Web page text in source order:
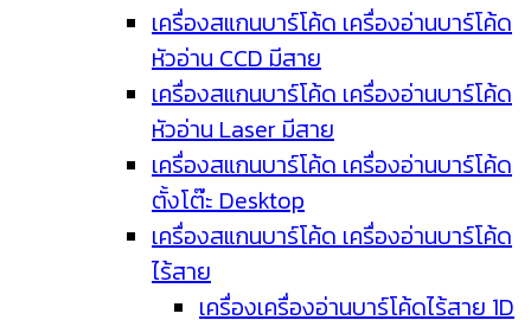
เครื่องสแกนบาร์โค้ด เครื่องอ่านบาร์โค้ด
หัวอ่าน CCD มีสาย
เครื่องสแกนบาร์โค้ด เครื่องอ่านบาร์โค้ด
หัวอ่าน Laser มีสาย
เครื่องสแกนบาร์โค้ด เครื่องอ่านบาร์โค้ด
ตั้งโต๊ะ Desktop
เครื่องสแกนบาร์โค้ด เครื่องอ่านบาร์โค้ด
ไร้สาย
เครื่องเครื่องอ่านบาร์โค้ดไร้สาย 1D